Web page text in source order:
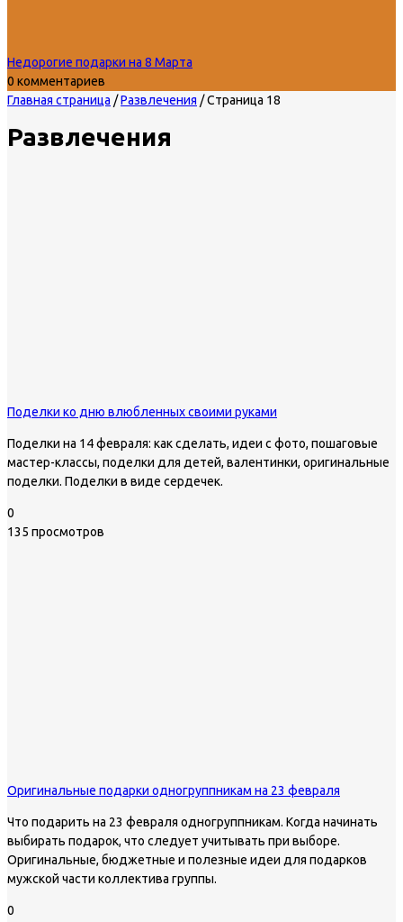
Недорогие подарки на 8 Марта
0 комментариев
Главная страница /Развлечения /Страница 18
Развлечения
Поделки ко дню влюбленных своими руками
Поделки на 14 февраля: как сделать, идеи с фото, пошаговые
мастер-классы, поделки для детей, валентинки, оригинальные
поделки. Поделки в виде сердечек.
0
135 просмотров
Оригинальные подарки одногруппникам на 23 февраля
Что подарить на 23 февраля одногруппникам. Когда начинать
выбирать подарок, что следует учитывать при выборе.
Оригинальные, бюджетные и полезные идеи для подарков
мужской части коллектива группы.
0